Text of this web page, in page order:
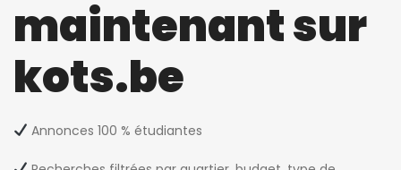
maintenant sur
kots.be
Annonces 100 % étudiantes